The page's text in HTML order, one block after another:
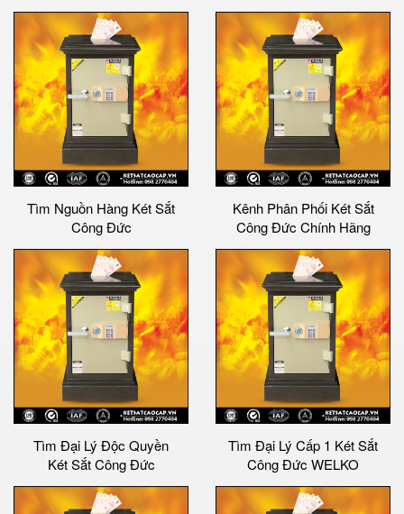
Tìm Nguồn Hàng Két Sắt
Công Đức
Kênh Phân Phối Két Sắt
Công Đức Chính Hãng
Tìm Đại Lý Độc Quyền
Két Sắt Công Đức
Tìm Đại Lý Cấp 1 Két Sắt
Công Đức WELKO